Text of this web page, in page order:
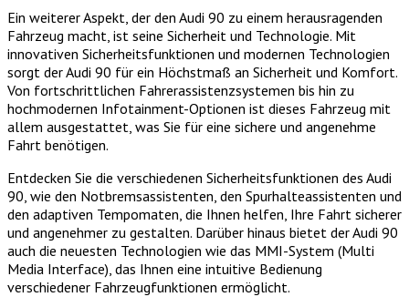
Ein weiterer Aspekt, der den Audi 90 zu einem herausragenden
Fahrzeug macht, ist seine Sicherheit und Technologie. Mit
innovativen Sicherheitsfunktionen und modernen Technologien
sorgt der Audi 90 für ein Höchstmaß an Sicherheit und Komfort.
Von fortschrittlichen Fahrerassistenzsystemen bis hin zu
hochmodernen Infotainment-Optionen ist dieses Fahrzeug mit
allem ausgestattet, was Sie für eine sichere und angenehme
Fahrt benötigen.
Entdecken Sie die verschiedenen Sicherheitsfunktionen des Audi
90, wie den Notbremsassistenten, den Spurhalteassistenten und
den adaptiven Tempomaten, die Ihnen helfen, Ihre Fahrt sicherer
und angenehmer zu gestalten. Darüber hinaus bietet der Audi 90
auch die neuesten Technologien wie das MMI-System (Multi
Media Interface), das Ihnen eine intuitive Bedienung
verschiedener Fahrzeugfunktionen ermöglicht.